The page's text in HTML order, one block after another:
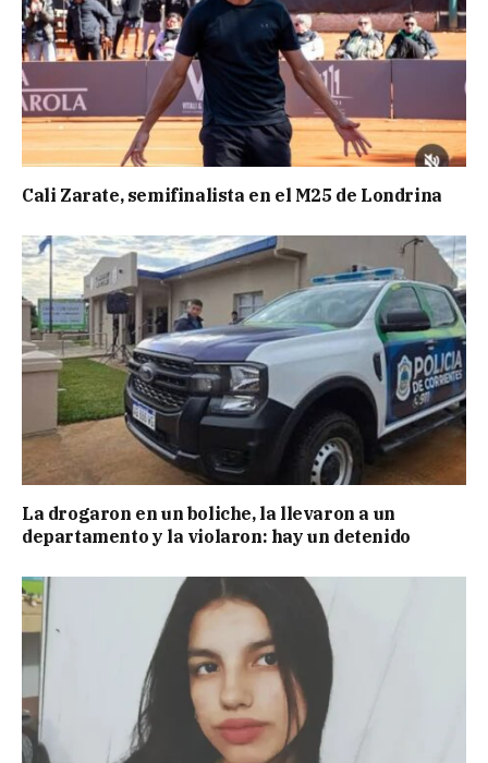
Cali Zarate, semifinalista en el M25 de Londrina
La drogaron en un boliche, la llevaron a un
departamento y la violaron: hay un detenido